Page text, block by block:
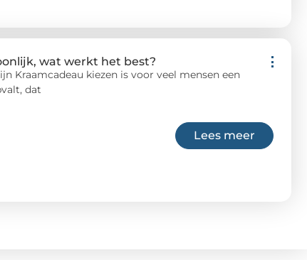
wat werkt het best?
Kraamcadeau kiezen is voor veel mensen een
dat
Lees meer